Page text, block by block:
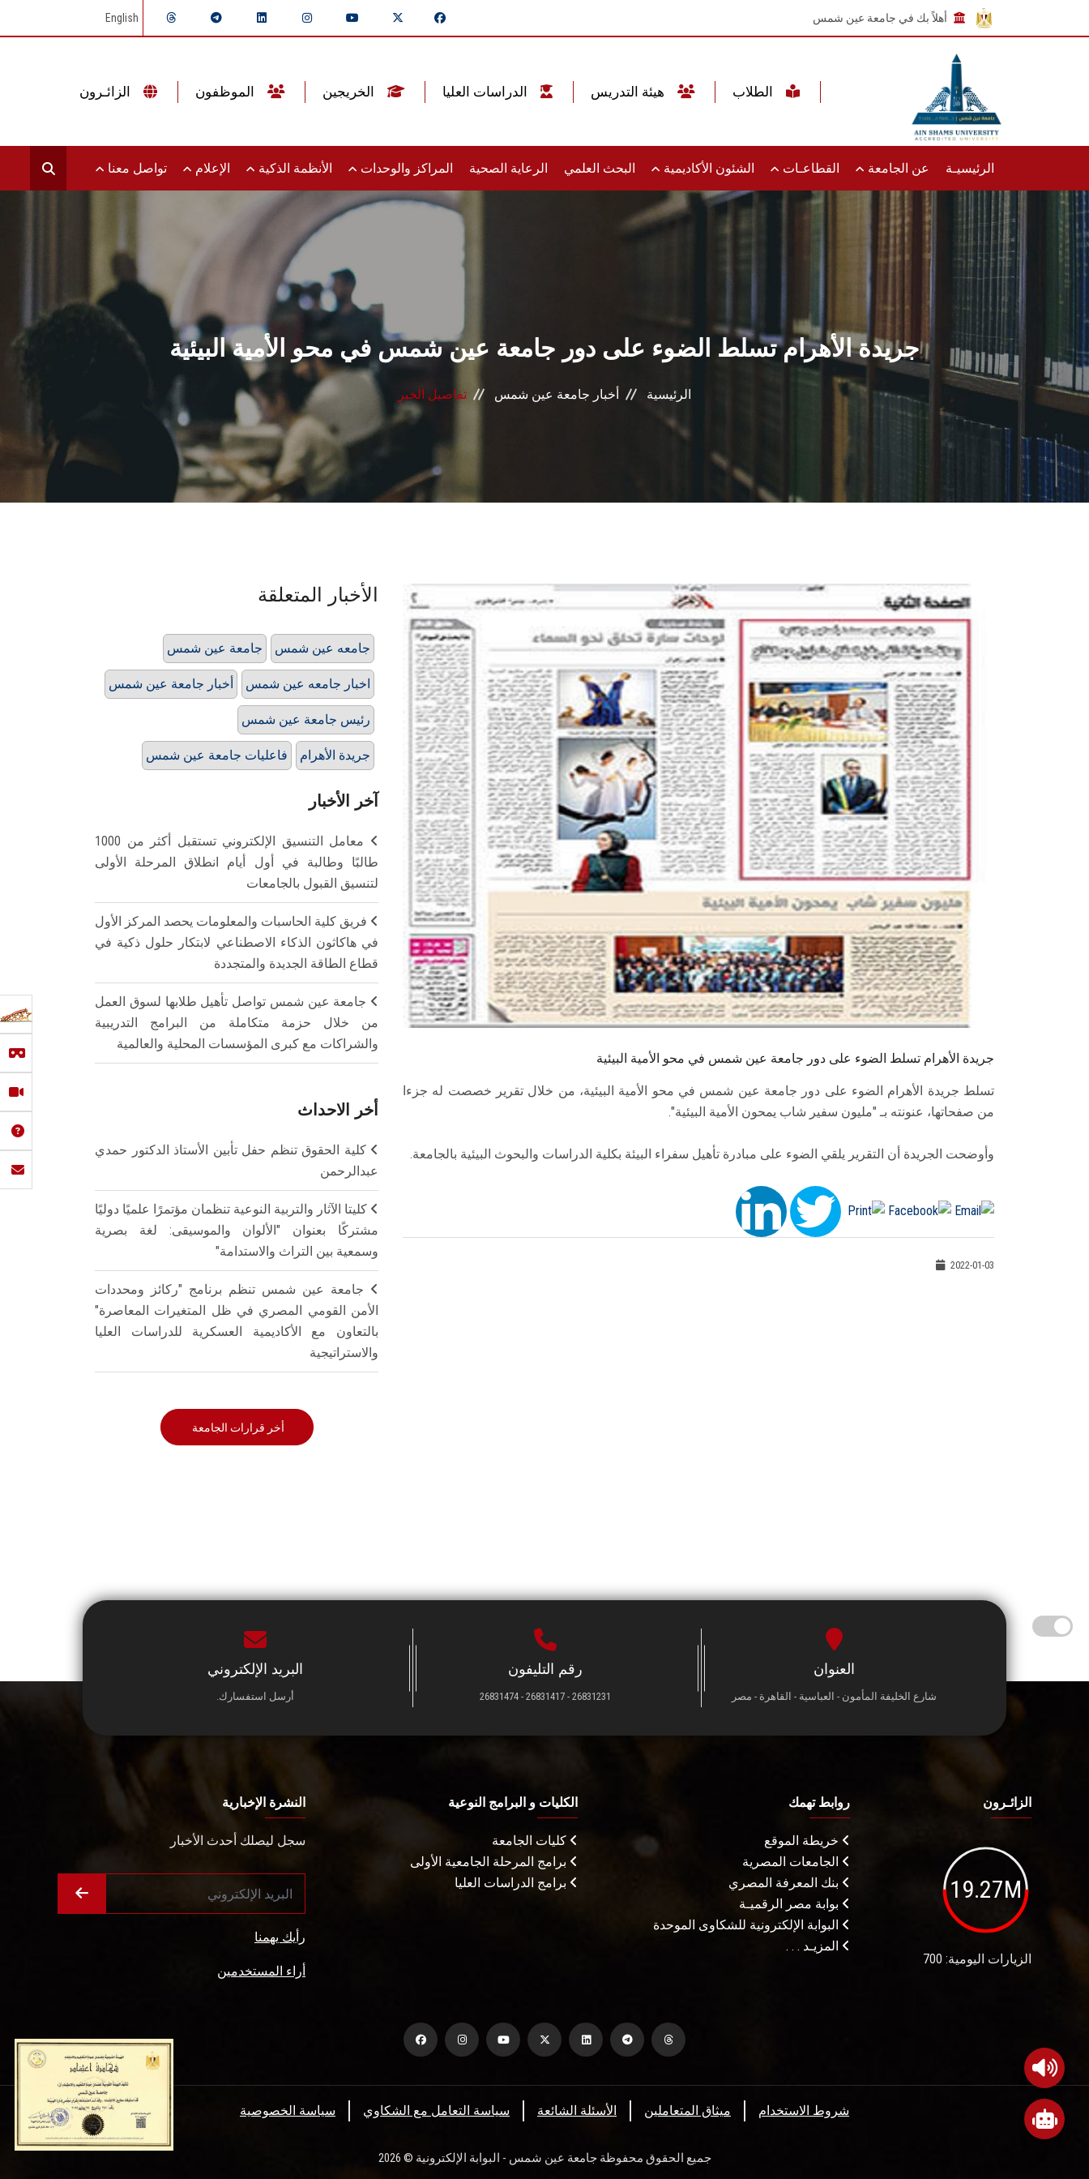
أهلاً بك في جامعة عين شمس English
الرئيسيـة عن الجامعة القطاعـات الشئون الأكاديمية البحث العلمي الرعاية الصحية المراكز والوحدات الأنظمة الذكية الإعلام تواصل معنا
جريدة الأهرام تسلط الضوء على دور جامعة عين شمس في محو الأمية البيئية
الرئيسية أخبار جامعة عين شمس تفاصيل الخبر
جريدة الأهرام تسلط الضوء على دور جامعة عين شمس في محو الأمية البيئية
تسلط جريدة الأهرام الضوء على دور جامعة عين شمس في محو الأمية البيئية، من خلال تقرير خصصت له جزءا
من صفحاتها، عنونته بـ "مليون سفير شاب يمحون الأمية البيئية".
وأوضحت الجريدة أن التقرير يلقي الضوء على مبادرة تأهيل سفراء البيئة بكلية الدراسات والبحوث البيئية بالجامعة.
2022-01-03
الأخبار المتعلقة
جامعة عين شمس جامعه عين شمس
أخبار جامعة عين شمس اخبار جامعه عين شمس
رئيس جامعة عين شمس
فاعليات جامعة عين شمس جريدة الأهرام
آخر الأخبار
معامل التنسيق الإلكتروني تستقبل أكثر من 1000
طالبًا وطالبة في أول أيام انطلاق المرحلة الأولى
لتنسيق القبول بالجامعات
فريق كلية الحاسبات والمعلومات يحصد المركز الأول
في هاكاثون الذكاء الاصطناعي لابتكار حلول ذكية في
قطاع الطاقة الجديدة والمتجددة
جامعة عين شمس تواصل تأهيل طلابها لسوق العمل
من خلال حزمة متكاملة من البرامج التدريبية
والشراكات مع كبرى المؤسسات المحلية والعالمية
أخر الاحداث
كلية الحقوق تنظم حفل تأبين الأستاذ الدكتور حمدي
عبدالرحمن
كليتا الآثار والتربية النوعية تنظمان مؤتمرًا علميًا دوليًا
مشتركًا بعنوان "الألوان والموسيقى: لغة بصرية
وسمعية بين التراث والاستدامة"
جامعة عين شمس تنظم برنامج "ركائز ومحددات
الأمن القومي المصري في ظل المتغيرات المعاصرة"
بالتعاون مع الأكاديمية العسكرية للدراسات العليا
والاستراتيجية
أخر قرارات الجامعة
العنوان
شارع الخليفة المأمون - العباسية - القاهرة - مصر
رقم التليفون
26831231 - 26831417 - 26831474
البريد الإلكتروني
أرسل استفسارك.
الزائـرون
19.27M
الزيارات اليومية: 700
روابط تهمك
خريطة الموقع
الجامعات المصرية
بنك المعرفة المصري
بوابة مصر الرقميـة
البوابة الإلكترونية للشكاوى الموحدة
المزيـد . . .
الكليات و البرامج النوعية
كليات الجامعة
برامج المرحلة الجامعية الأولى
برامج الدراسات العليا
النشرة الإخبارية
سجل ليصلك أحدث الأخبار
رأيك يهمنا
أراء المستخدمين
سياسة الخصوصية سياسة التعامل مع الشكاوي الأسئلة الشائعة ميثاق المتعاملين شروط الاستخدام
جميع الحقوق محفوظة جامعة عين شمس - البوابة الإلكترونية © 2026